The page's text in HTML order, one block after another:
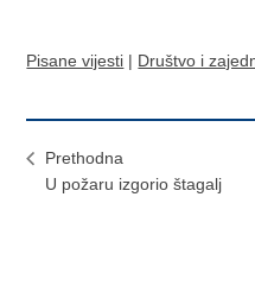
Pisane vijesti | Društvo i
Prethodna
U požaru izgorio štagalj